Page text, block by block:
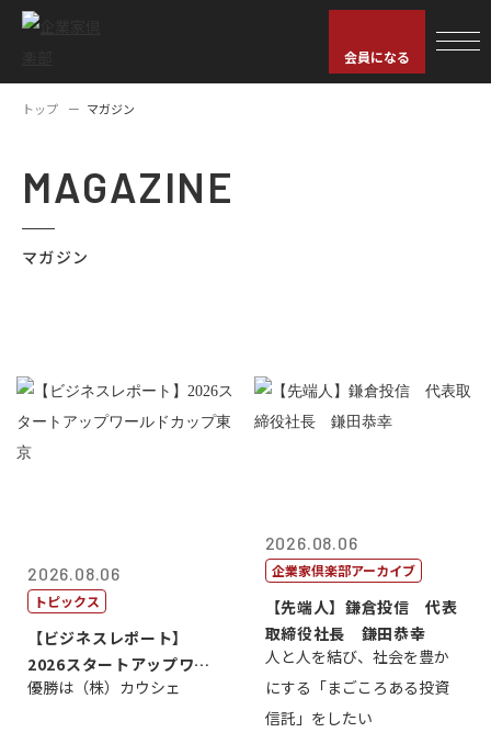
会員になる
トップ マガジン
MAGAZINE
マガジン
2026.08.06
トピックス
【ビジネスレポート】
2026スタートアップワー
ルドカップ東京
優勝は（株）カウシェ
2026.08.06
企業家倶楽部アーカイブ
【先端人】鎌倉投信 代表
取締役社長 鎌田恭幸
人と人を結び、社会を豊か
にする「まごころある投資
信託」をしたい